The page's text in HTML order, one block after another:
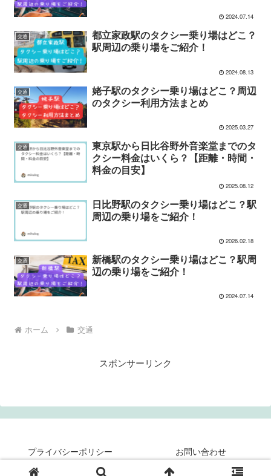
2024.07.14
交通
都立家政駅のタクシー乗り場はどこ？
駅周辺の乗り場をご紹介！
2024.08.13
交通
姥子駅のタクシー乗り場はどこ？周辺
のタクシー利用方法まとめ
2025.03.27
交通
東京駅から日比谷野外音楽堂までのタ
クシー料金はいくら？【距離・時間・
料金の目安】
2025.08.12
交通
日比野駅のタクシー乗り場はどこ？駅
周辺の乗り場をご紹介！
2026.02.18
交通
新橋駅のタクシー乗り場はどこ？駅周
辺の乗り場をご紹介！
2024.07.14
ホーム 交通
スポンサーリンク
プライバシーポリシー
お問い合わせ
© 2024 ミクログ.